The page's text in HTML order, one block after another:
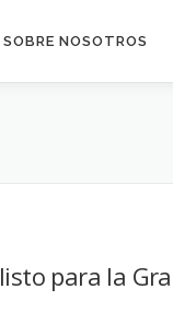
SOBRE NOSOTROS
para la